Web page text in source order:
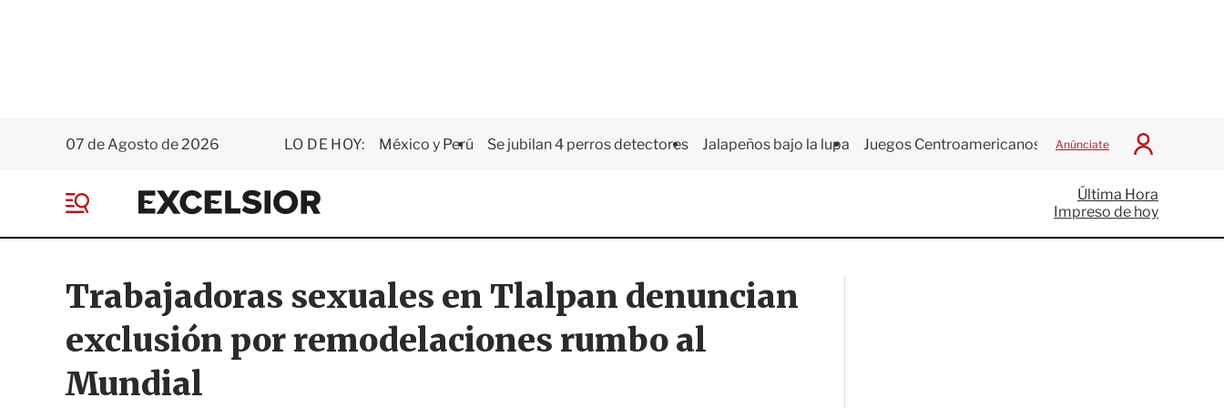
07 de Agosto de 2026 LO DE HOY: México y Perú Se jubilan 4 perros detectores Jalapeños bajo la lupa Juegos Centroamericanos Anúnciate
I
c
i
a
E
x
e
i
o
r
e
Última Hora
Impreso de hoy
Trabajadoras sexuales en Tlalpan denuncian
exclusión por remodelaciones rumbo al
Mundial